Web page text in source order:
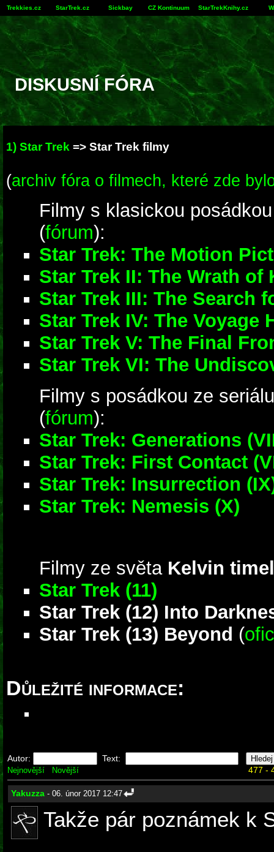
Trekkies.cz StarTrek.cz Sickbay CZ Kontinuum StarTrekKnihy.cz
DISKUSNÍ FÓRA
1) Star Trek => Star Trek filmy
(archiv fóra o filmech, které zde
Filmy s klasickou
(fórum):
Star Trek: The Motion
Star Trek II: The Wrath of
Star Trek III: The Search
Star Trek IV: The Voyage
Star Trek V: The Final
Star Trek VI: The
Filmy s posádkou ze
(fórum):
Star Trek: Generations
Star Trek: First Contact
Star Trek: Insurrection
Star Trek: Nemesis (X)
Filmy ze světa Kelvin
Star Trek (11)
Star Trek (12) Into
Star Trek (13) Beyond (
Důležité informace:
Autor: Text:
Nejnovější Novější 477 -
Yakuzza - 06. únor 2017 12:47
Takže pár poznámek k